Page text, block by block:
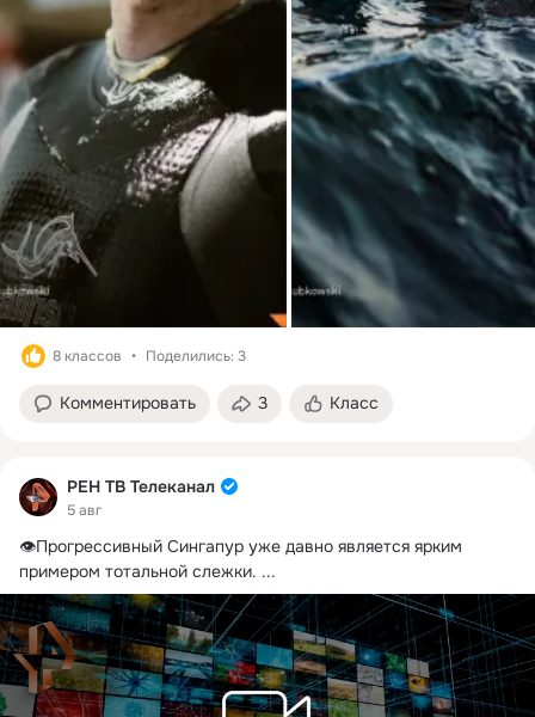
8 классов Поделились: 3
Комментировать 3 Класс
РЕН ТВ Телеканал
5 авг
👁️Прогрессивный Сингапур уже давно является ярким
примером тотальной слежки. ...